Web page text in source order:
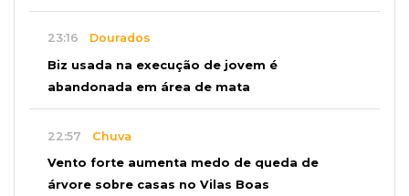
23:16 Dourados
Biz usada na execução de jovem é
abandonada em área de mata
22:57 Chuva
Vento forte aumenta medo de queda de
árvore sobre casas no Vilas Boas